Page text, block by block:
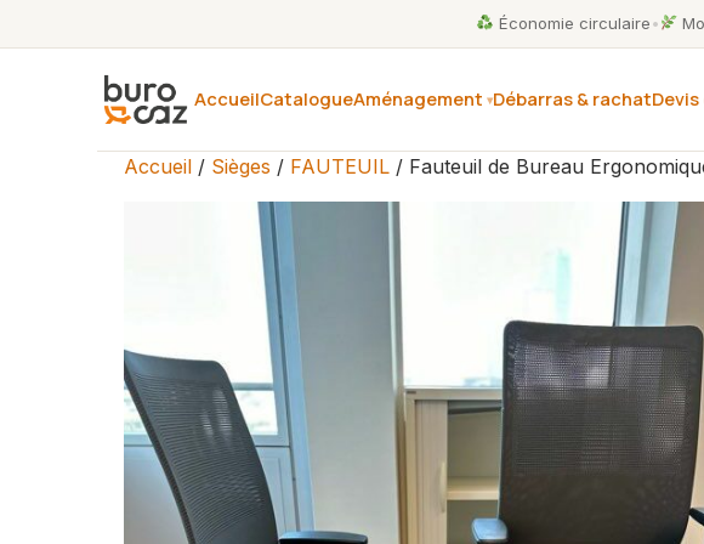
Économie circulaire•
AccueilCatalogueAménagement Débarras & rachat
Accueil / Sièges / FAUTEUIL / Fauteuil de Bureau